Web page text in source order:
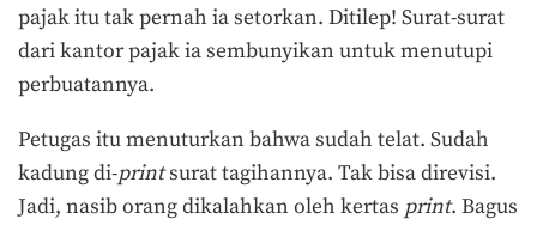
pajak itu tak pernah ia setorkan. Ditilep! Surat-surat
dari kantor pajak ia sembunyikan untuk menutupi
perbuatannya.
Petugas itu menuturkan bahwa sudah telat. Sudah
kadung di-printsurat tagihannya. Tak bisa direvisi.
Jadi, nasib orang dikalahkan oleh kertas print. Bagus